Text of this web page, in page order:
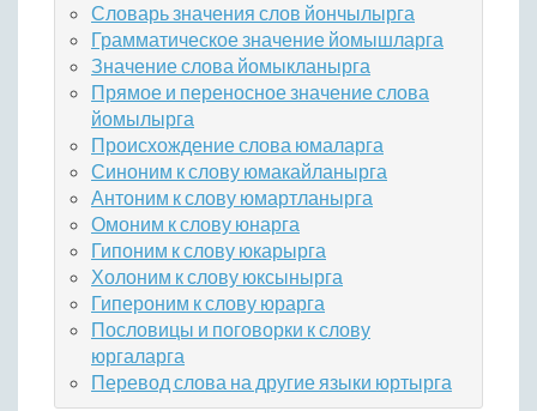
Словарь значения слов йончылырга
Грамматическое значение йомышларга
Значение слова йомыкланырга
Прямое и переносное значение слова
йомылырга
Происхождение слова юмаларга
Синоним к слову юмакайланырга
Антоним к слову юмартланырга
Омоним к слову юнарга
Гипоним к слову юкарырга
Холоним к слову юксынырга
Гипероним к слову юрарга
Пословицы и поговорки к слову
юргаларга
Перевод слова на другие языки юртырга